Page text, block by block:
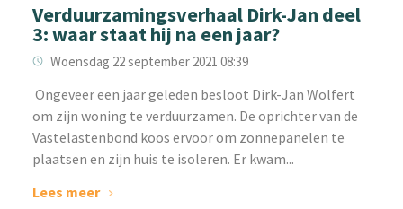
Verduurzamingsverhaal Dirk-Jan deel
3: waar staat hij na een jaar?
Woensdag 22 september 2021 08:39
‌ Ongeveer een jaar geleden besloot Dirk-Jan Wolfert
om zijn woning te verduurzamen. De oprichter van de
Vastelastenbond koos ervoor om zonnepanelen te
plaatsen en zijn huis te isoleren. Er kwam...
Lees meer